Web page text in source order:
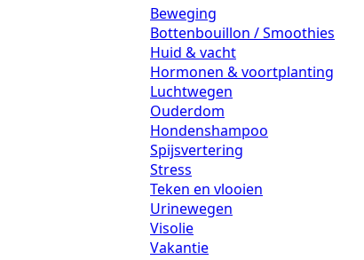
Beweging
Bottenbouillon / Smoothies
Huid & vacht
Hormonen & voortplanting
Luchtwegen
Ouderdom
Hondenshampoo
Spijsvertering
Stress
Teken en vlooien
Urinewegen
Visolie
Vakantie